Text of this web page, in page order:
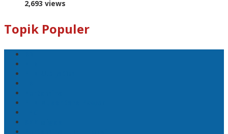
2,693 views
Topik Populer